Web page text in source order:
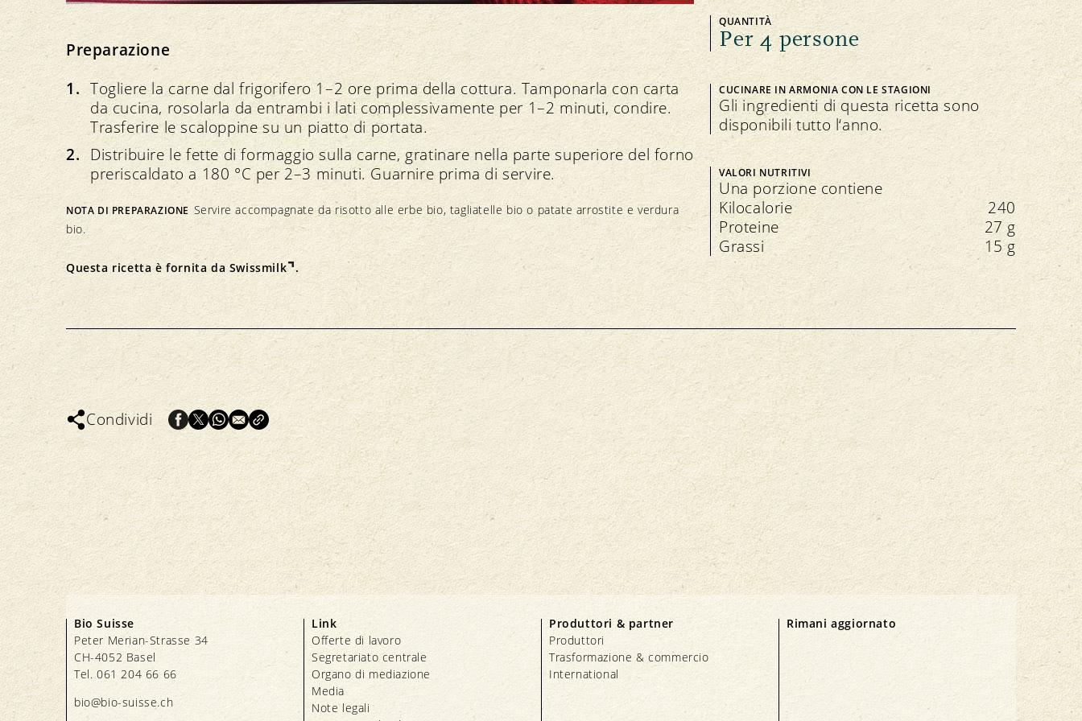
Preparazione
Togliere la carne dal frigorifero 1–2 ore prima della cottura. Tamponarla con carta
da cucina, rosolarla da entrambi i lati complessivamente per 1–2 minuti, condire.
Trasferire le scaloppine su un piatto di portata.
Distribuire le fette di formaggio sulla carne, gratinare nella parte superiore del forno
preriscaldato a 180 °C per 2–3 minuti. Guarnire prima di servire.
NOTA DI PREPARAZIONE Servire accompagnate da risotto alle erbe bio, tagliatelle bio o patate arrostite e verdura
bio.
Questa ricetta è fornita da Swissmilk .
QUANTITÀ
Per 4 persone
CUCINARE IN ARMONIA CON LE STAGIONI
Gli ingredienti di questa ricetta sono
disponibili tutto l‘anno.
VALORI NUTRITIVI
Una porzione contiene
Kilocalorie
240
Proteine
27 g
Grassi
15 g
Condividi
Bio Suisse
Peter Merian-Strasse 34
CH-4052 Basel
Tel. 061 204 66 66
bio@bio-suisse.ch
Link
Offerte di lavoro
Segretariato centrale
Organo di mediazione
Media
Note legali
Produttori & partner
Produttori
Trasformazione & commercio
International
Rimani aggiornato